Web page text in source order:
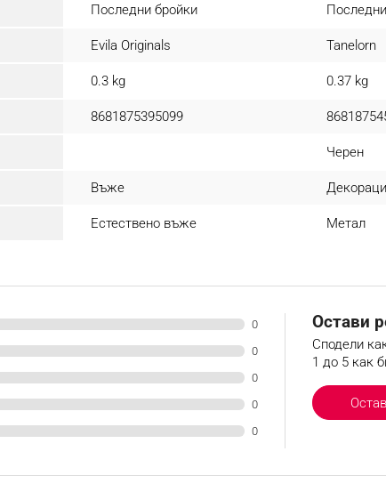
Последни бройки
Evila Originals Tanelorn
0.3 kg 0.37 kg
8681875395099
Черен
Въже
Естествено въже Метал
0
0
0
0
0
Остави
Сподели
1 до 5 как